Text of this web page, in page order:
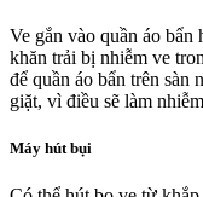
Ve gắn vào quần áo
khăn trải bị nhiễm ve
để quần áo bẩn trên
giặt, vì điều sẽ làm
Máy hút bụi